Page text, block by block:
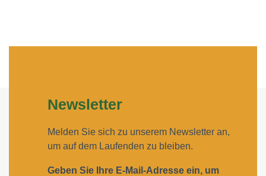
Newsletter
Melden Sie sich zu unserem Newsletter an,
um auf dem Laufenden zu bleiben.
Geben Sie Ihre E-Mail-Adresse ein, um